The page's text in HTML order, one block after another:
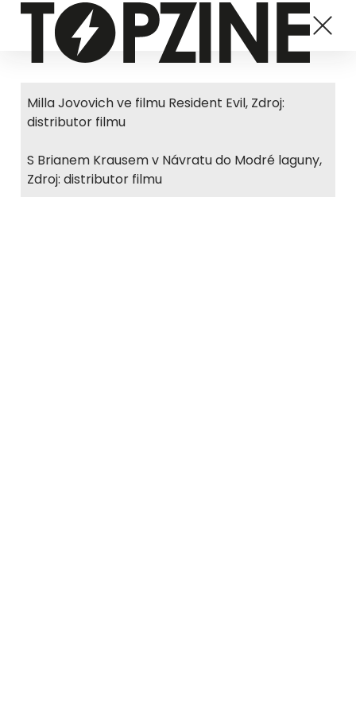
Milla Jovovich ve filmu Resident Evil, Zdroj:
distributor filmu
S Brianem Krausem v Návratu do Modré laguny,
Zdroj: distributor filmu